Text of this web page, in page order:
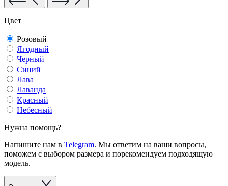
Цвет
Розовый
Ягодный
Черный
Синий
Лава
Лаванда
Красный
Небесный
Нужна помощь?
Напишите нам в Telegram. Мы ответим на ваши вопросы,
поможем с выбором размера и порекомендуем подходящую
модель.